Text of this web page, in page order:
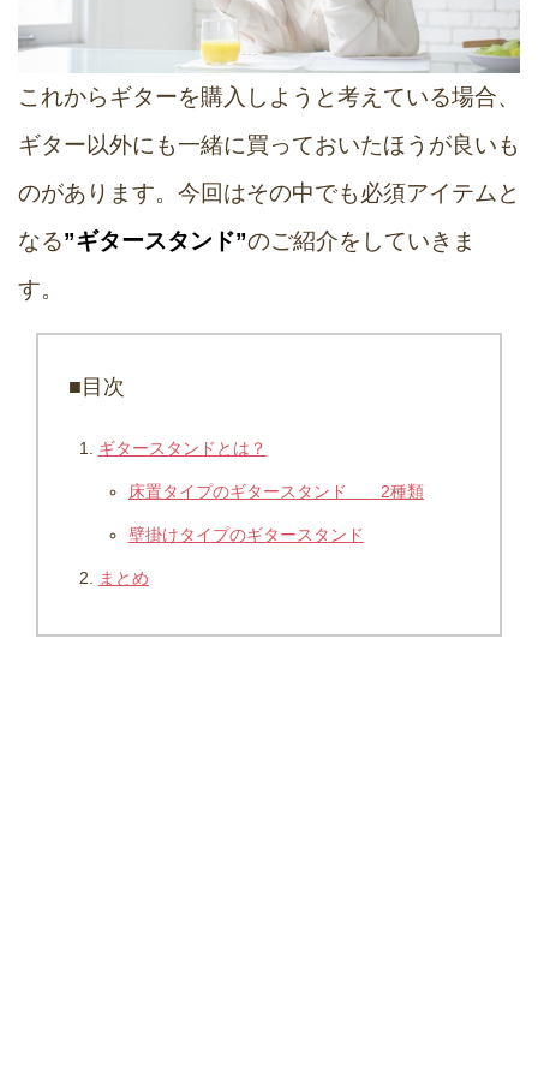
これからギターを購入しようと考えている場合、
ギター以外にも一緒に買っておいたほうが良いも
のがあります。今回はその中でも必須アイテムと
なる”ギタースタンド”のご紹介をしていきま
す。
■目次
ギタースタンドとは？
床置タイプのギタースタンド 2種類
壁掛けタイプのギタースタンド
まとめ